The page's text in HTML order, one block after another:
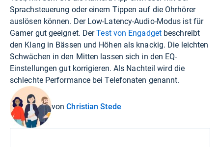
Sprachsteuerung oder einem Tippen auf die Ohrhörer
auslösen können. Der Low-Latency-Audio-Modus ist für
Gamer gut geeignet. DerTest von Engadgetbeschreibt
den Klang in Bässen und Höhen als knackig. Die leichten
Schwächen in den Mitten lassen sich in den EQ-
Einstellungen gut korrigieren. Als Nachteil wird die
schlechte Performance bei Telefonaten genannt.
vonChristian Stede